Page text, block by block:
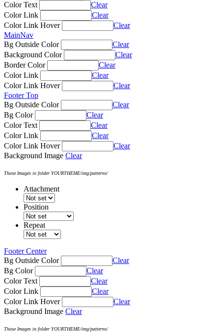
Color Text
Clear
Color Link
Clear
Color Link Hover
Clear
MainNav
Bg Outside Color
Clear
Background Color
Clear
Border Color
Clear
Color Link
Clear
Color Link Hover
Clear
Footer Top
Bg Outside Color
Clear
Bg Color
Clear
Color Text
Clear
Color Link
Clear
Color Link Hover
Clear
Background Image Clear
Those Images in folder YOURTHEME/img/patterns/
Attachment
Position
Repeat
Footer Center
Bg Outside Color
Clear
Bg Color
Clear
Color Text
Clear
Color Link
Clear
Color Link Hover
Clear
Background Image Clear
Those Images in folder YOURTHEME/img/patterns/